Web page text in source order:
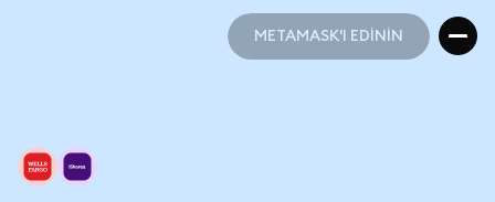
METAMASK'I EDİNİN